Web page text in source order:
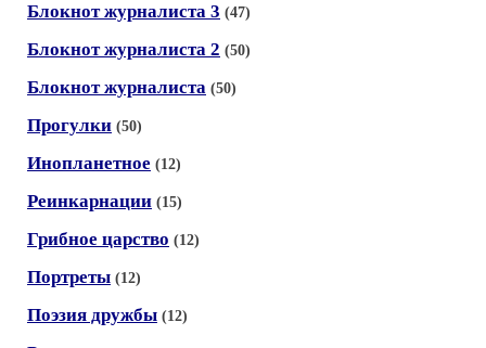
Блокнот журналиста 3 (47)
Блокнот журналиста 2 (50)
Блокнот журналиста (50)
Прогулки (50)
Инопланетное (12)
Реинкарнации (15)
Грибное царство (12)
Портреты (12)
Поэзия дружбы (12)